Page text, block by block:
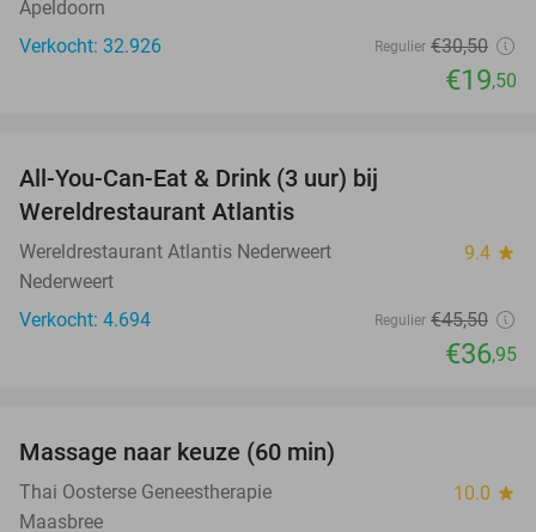
Apeldoorn
Verkocht: 32.926
Regulier €30,50
€19,50
All-You-Can-Eat & Drink (3 uur) bij
Wereldrestaurant Atlantis
Wereldrestaurant Atlantis Nederweert 9.4 star
Nederweert
Verkocht: 4.694
Regulier €45,50
€36,95
Massage naar keuze (60 min)
Thai Oosterse Geneestherapie 10.0 star
Maasbree